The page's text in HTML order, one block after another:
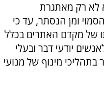
לא רק מאתגרת
ומן הנסתר, עד כי
של מקדם האתרים בכלל
יודעי דבר ובעלי
בתהליכי מינוף של מנועי